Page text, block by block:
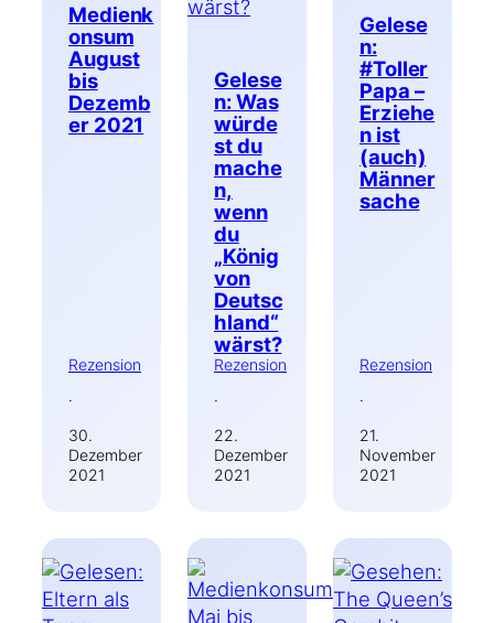
Medienk
onsum
August
bis
Dezemb
er 2021
Rezension
·
30.
Dezember
2021
Gelese
n: Was
würde
st du
mache
n,
wenn
du
„König
von
Deutsc
hland“
wärst?
Rezension
·
22.
Dezember
2021
Gelese
n:
#Toller
Papa –
Erziehe
n ist
(auch)
Männer
sache
Rezension
·
21.
November
2021